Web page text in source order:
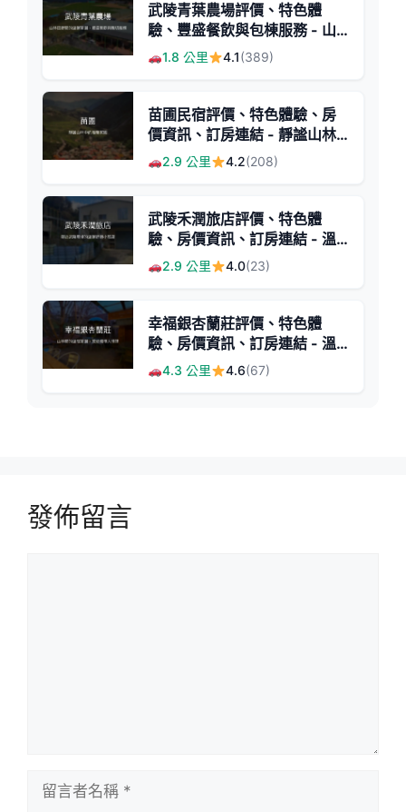
武陵青葉農場評價、特色體
驗、豐盛餐飲與包棟服務 - 山
林田野間的溫馨民宿
1.8 公里 4.1(389)
苗圃民宿評價、特色體驗、房
價資訊、訂房連結 - 靜謐山林
與貼心管家服務
2.9 公里 4.2(208)
武陵禾潤旅店評價、特色體
驗、房價資訊、訂房連結 - 溫
馨舒適鄰近武陵農場
2.9 公里 4.0(23)
幸福銀杏蘭莊評價、特色體
驗、房價資訊、訂房連結 - 溫
馨山林民宿
4.3 公里 4.6(67)
發佈留言